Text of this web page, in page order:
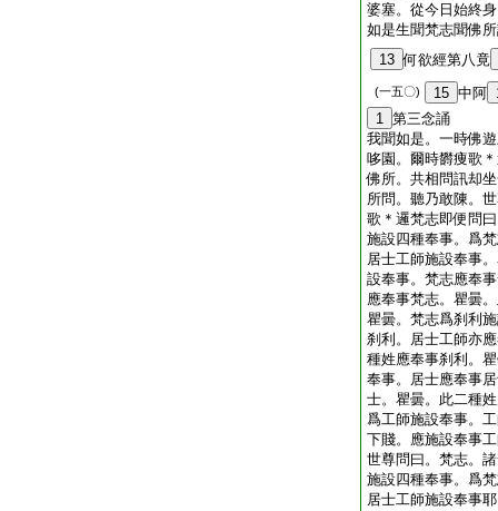
婆塞。從今日始終
如是生聞梵志聞佛
13 何欲經第八竟
(一五〇) 15 中阿
1 第三念誦
我聞如是。一時佛
哆園。爾時欝痩歌
佛所。共相問訊却
所問。聽乃敢陳。
歌＊邏梵志即便問
施設四種奉事。爲
居士工師施設奉事
設奉事。梵志應奉
應奉事梵志。瞿曇
瞿曇。梵志爲刹利
刹利。居士工師亦
種姓應奉事刹利。
奉事。居士應奉事
士。瞿曇。此二種
爲工師施設奉事。
下賤。應施設奉事
世尊問曰。梵志。
施設四種奉事。爲
居士工師施設奉事